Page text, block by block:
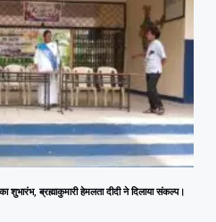
शुभारंभ, ब्रह्माकुमारी हेमलता दीदी ने दिलाया संकल्प।